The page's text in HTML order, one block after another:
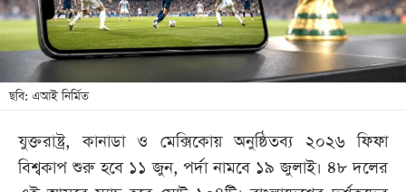
ই-
পেপার
ছবি: এআই নির্মিত
যুক্তরাষ্ট্র, কানাডা ও মেক্সিকোয় অনুষ্ঠিতব্য ২০২৬ ফিফা
বিশ্বকাপ শুরু হবে ১১ জুন, পর্দা নামবে ১৯ জুলাই। ৪৮ দলের